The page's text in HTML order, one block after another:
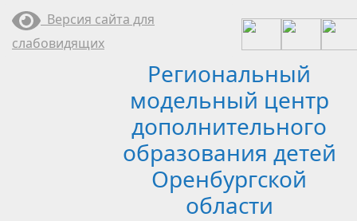
Перейти
содержимому
Версия сайта для
слабовидящих
Региональный
модельный центр
дополнительного
образования детей
Оренбургской
области